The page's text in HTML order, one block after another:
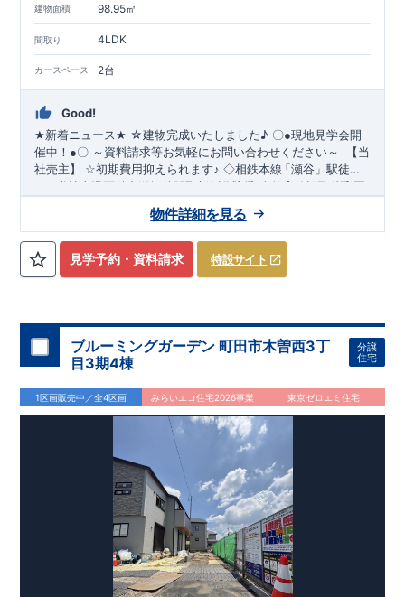
え、アフターサービスを外部の業者に委託せず、東栄住宅グル
ープ「東栄ホームサービス株式会社」にて責任をもって対応い
たします。
建物面積 98.95㎡
間取り 4LDK
カースペース 2台
Good!
★新着ニュース ★ ☆建物完成いたしました♪ 〇●現地見学会開
催中！ ●〇 ～資料請求等お気軽にお問い合わせください～
【当
社売主】
☆初期費用抑えられます♪ ◇相鉄本線「瀬谷 」駅徒歩
１９分♪​ ◇全区画３９坪越えの新規分譲地
◇教育施設が徒歩圏
当社自慢の魅力溢れる間取り & 設備 暮らしやすく長く愛さ
・開放感を演出するスタイリッシュな間取り
ります（5号棟） 【吹き抜け天井】 ◇実際に生活した時に便利
◇
・ちょっとした収納に
【収納スペース・各居室クローゼット
躍！【浴室乾燥暖房機】
≪ ブルーミングガーデンのこ だ
設』住宅性能評価‥‥評価を受けた図面通りに施工されている
か、建設までに計 4 回チェックが行われます。 ・図面や書類上
だけでなく、「現場の施工状況」を検査した上で、品質を保証
しております。
■全棟自社一
だからこそ、お客様の安心に繋がります。 ・設計、施工、営業
が協力しあい、最良のプランをご提供いたします。 ・不要な中
間マージンを抑える事で、コストダウンに努めております。
スマートフォンで見やすい特設サイトはこちら
https://www.e-blooming.com/bukken/51775003/
見学予約・資料請求 特設サイト
物件詳細を見る
ブルーミングガーデン 町田市木曽西3丁
目3期4棟
分譲
住宅
1区画販売中／全4区画 みらいエコ住宅2026事業 東京ゼロエミ住宅